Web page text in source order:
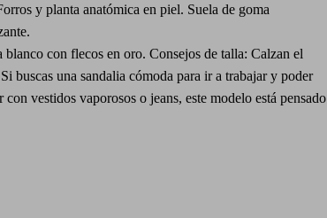
y planta anatómica en piel. Suela de goma
blanco con flecos en oro. Consejos de talla: Calzan el
buscas una sandalia cómoda para ir a trabajar y poder
con vestidos vaporosos o jeans, este modelo está pensado